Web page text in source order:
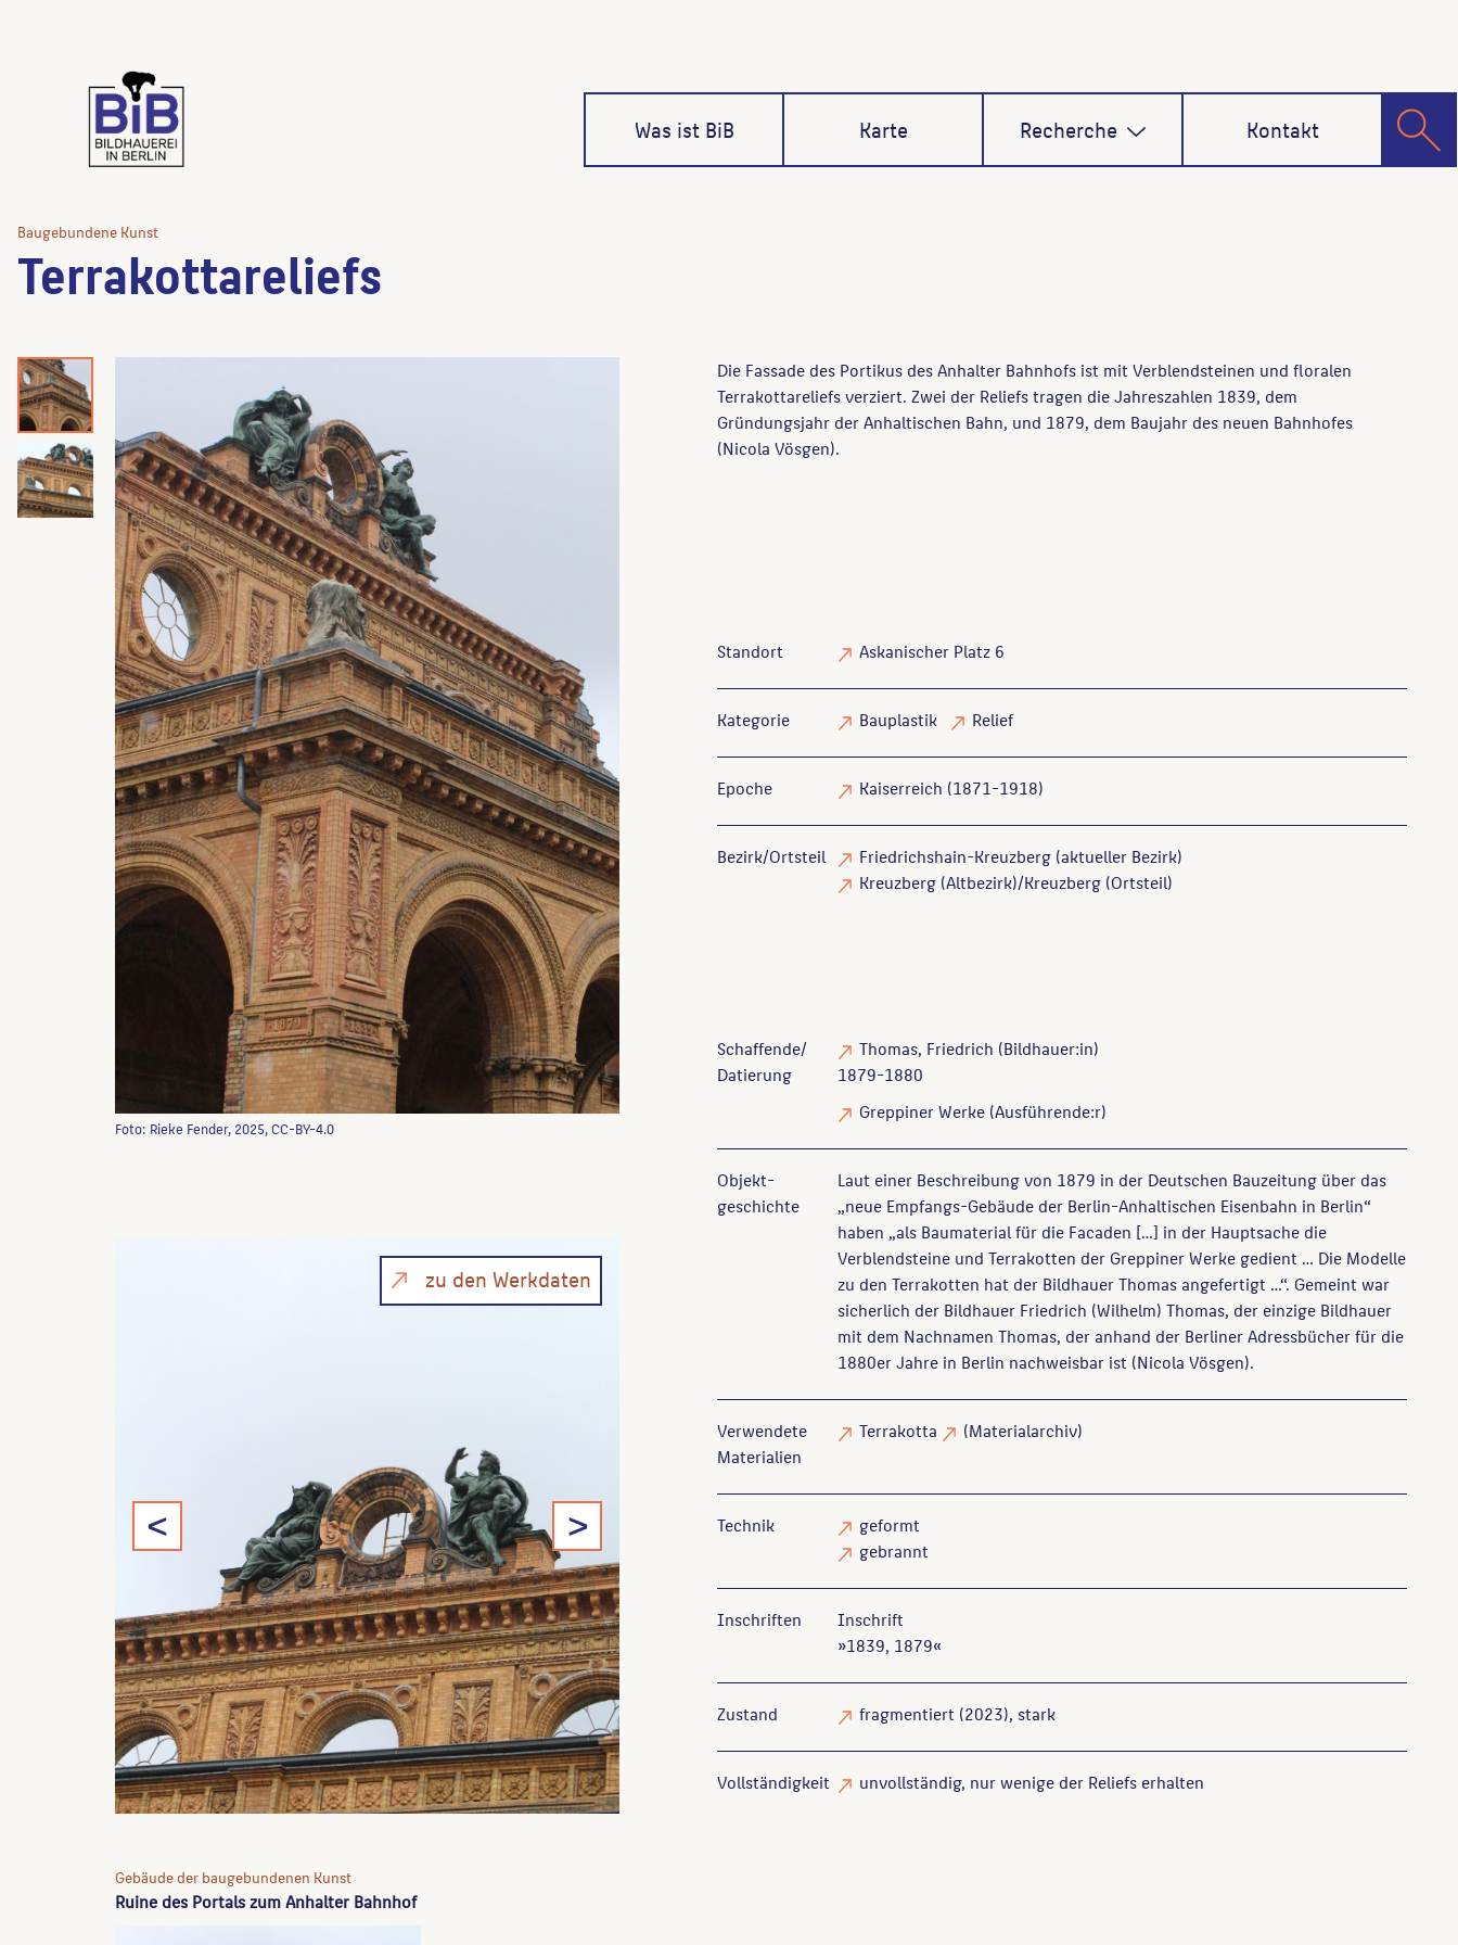
Was ist BiB Karte Recherche Kontakt
Baugebundene Kunst
Terrakottareliefs
Foto: Rieke Fender, 2025, CC-BY-4.0
< >
zu den Werkdaten
Gebäude der baugebundenen Kunst
Ruine des Portals zum Anhalter Bahnhof
Die Fassade des Portikus des Anhalter Bahnhofs ist mit Verblendsteinen und floralen
Terrakottareliefs verziert. Zwei der Reliefs tragen die Jahreszahlen 1839, dem
Gründungsjahr der Anhaltischen Bahn, und 1879, dem Baujahr des neuen Bahnhofes
(Nicola Vösgen).
Standort Askanischer Platz 6
Kategorie Bauplastik Relief
Epoche Kaiserreich (1871-1918)
Bezirk/Ortsteil
Friedrichshain-Kreuzberg (aktueller Bezirk)
Kreuzberg (Altbezirk)/Kreuzberg (Ortsteil)
Schaffende/
Datierung
Thomas, Friedrich (Bildhauer:in)
1879-1880
Greppiner Werke (Ausführende:r)
Objekt­
geschichte
Laut einer Beschreibung von 1879 in der Deutschen Bauzeitung über das
„neue Empfangs-Gebäude der Berlin-Anhaltischen Eisenbahn in Berlin“
haben „als Baumaterial für die Facaden […] in der Hauptsache die
Verblendsteine und Terrakotten der Greppiner Werke gedient … Die Modelle
zu den Terrakotten hat der Bildhauer Thomas angefertigt …“. Gemeint war
sicherlich der Bildhauer Friedrich (Wilhelm) Thomas, der einzige Bildhauer
mit dem Nachnamen Thomas, der anhand der Berliner Adressbücher für die
1880er Jahre in Berlin nachweisbar ist (Nicola Vösgen).
Verwendete
Materialien
Terrakotta (Materialarchiv)
Technik
geformt
gebrannt
Inschriften
Inschrift
»1839, 1879«
Zustand fragmentiert (2023), stark
Vollständigkeit unvollständig, nur wenige der Reliefs erhalten